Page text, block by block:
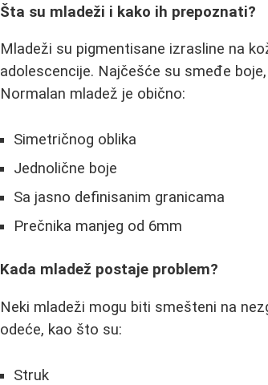
Šta su mladeži i kako ih prepoznati?
Mladeži su pigmentisane izrasline na
adolescencije. Najčešće su smeđe
Normalan mladež je obično:
Simetričnog oblika
Jednolične boje
Sa jasno definisanim granicama
Prečnika manjeg od 6mm
Kada mladež postaje problem?
Neki mladeži mogu biti smešteni na
odeće, kao što su:
Struk